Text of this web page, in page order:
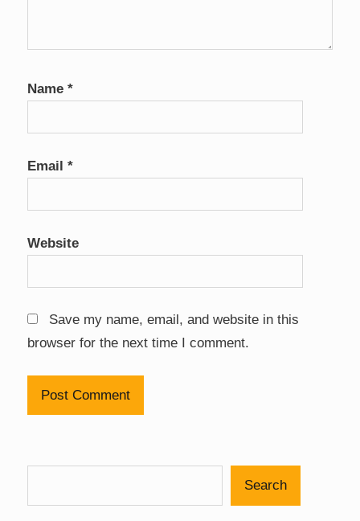
Name *
Email *
Website
Save my name, email, and website in this
browser for the next time I comment.
Search